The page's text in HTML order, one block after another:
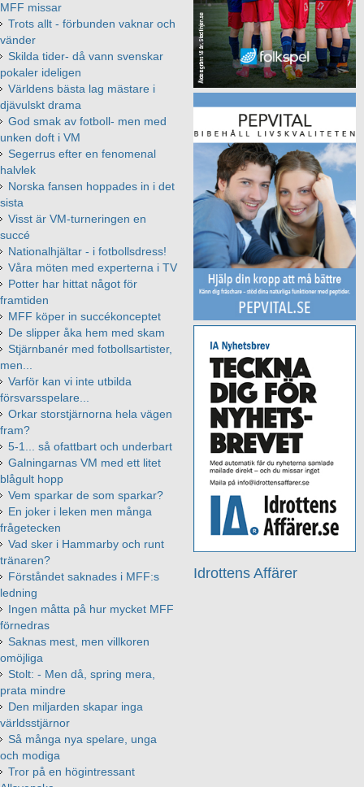
Idrottens Affärer
MFF missar
Trots allt - förbunden vaknar och
vänder
Skilda tider- då vann svenskar
pokaler ideligen
Världens bästa lag mästare i
djävulskt drama
God smak av fotboll- men med
unken doft i VM
Segerrus efter en fenomenal
halvlek
Norska fansen hoppades in i det
sista
Visst är VM-turneringen en
succé
Nationalhjältar - i fotbollsdress!
Våra möten med experterna i TV
Potter har hittat något för
framtiden
MFF köper in succékonceptet
De slipper åka hem med skam
Stjärnbanér med fotbollsartister,
men...
Varför kan vi inte utbilda
försvarsspelare...
Orkar storstjärnorna hela vägen
fram?
5-1... så ofattbart och underbart
Galningarnas VM med ett litet
blågult hopp
Vem sparkar de som sparkar?
En joker i leken men många
frågetecken
Vad sker i Hammarby och runt
tränaren?
Förståndet saknades i MFF:s
ledning
Ingen måtta på hur mycket MFF
förnedras
Saknas mest, men villkoren
omöjliga
Stolt: - Men då, spring mera,
prata mindre
Den miljarden skapar inga
världsstjärnor
Så många nya spelare, unga
och modiga
Tror på en högintressant